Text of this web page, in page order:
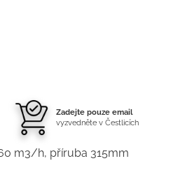
Zadejte pouze email
vyzvedněte v Čestlicích
m3/h, příruba 315mm